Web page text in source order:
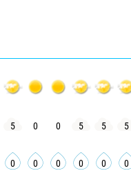
5 0 0 5 5 5
0 0 0 0 0 0